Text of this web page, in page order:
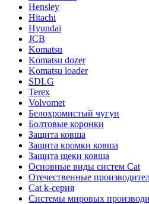
Hensley
Hitachi
Hyundai
JCB
Komatsu
Komatsu dozer
Komatsu loader
SDLG
Terex
Volvomet
Белохромистый чугун
Болтовые коронки
Защита ковша
Защита кромки ковша
Защита щеки ковша
Основные виды систем Cat
Отечественные
Сat k-серия
Системы мировых